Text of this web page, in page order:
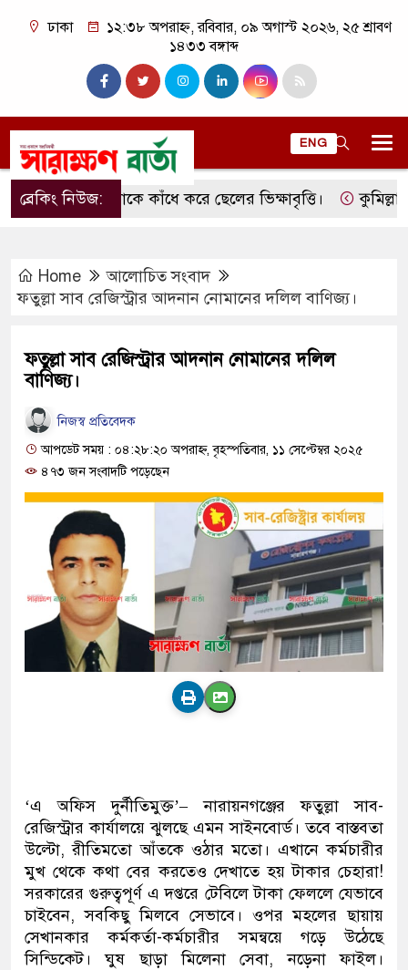
ঢাকা
১২:৩৮ অপরাহ্ন, রবিবার, ০৯ অগাস্ট ২০২৬, ২৫ শ্রাবণ
১৪৩৩ বঙ্গাব্দ
ENG
ব্রেকিং নিউজ:মাকে কাঁধে করে ছেলের ভিক্ষাবৃত্তি। কুমিল্লার
Home
আলোচিত সংবাদ
ফতুল্লা সাব রেজিস্ট্রার আদনান নোমানের দলিল বাণিজ্য।
ফতুল্লা সাব রেজিস্ট্রার আদনান নোমানের দলিল
বাণিজ্য।
নিজস্ব প্রতিবেদক
আপডেট সময় : ০৪:২৮:২০ অপরাহ্ন, বৃহস্পতিবার, ১১ সেপ্টেম্বর ২০২৫
৪৭৩ জন সংবাদটি পড়েছেন
‘এ অফিস দুর্নীতিমুক্ত’– নারায়নগঞ্জের ফতুল্লা সাব-
রেজিস্ট্রার কার্যালয়ে ঝুলছে এমন সাইনবোর্ড। তবে বাস্তবতা
উল্টো, রীতিমতো আঁতকে ওঠার মতো। এখানে কর্মচারীর
মুখ থেকে কথা বের করতেও দেখাতে হয় টাকার চেহারা!
সরকারের গুরুত্বপূর্ণ এ দপ্তরে টেবিলে টাকা ফেললে যেভাবে
চাইবেন, সবকিছু মিলবে সেভাবে। ওপর মহলের ছায়ায়
সেখানকার কর্মকর্তা-কর্মচারীর সমন্বয়ে গড়ে উঠেছে
সিন্ডিকেট। ঘুষ ছাড়া মিলেনা সেবা, নড়েনা ফাইল।